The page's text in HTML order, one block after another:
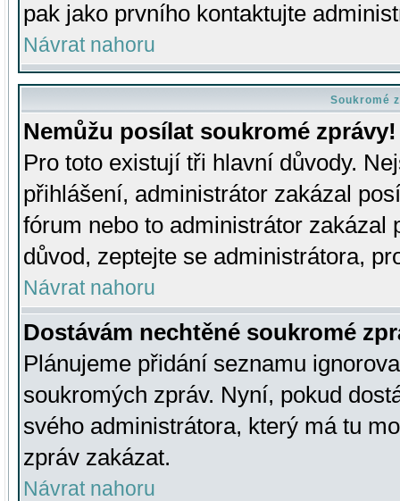
pak jako prvního kontaktujte
Návrat nahoru
Soukromé
Nemůžu posílat soukromé zprávy!
Pro toto existují tři hlavní důvody.
přihlášení, administrátor zakázal
fórum nebo to administrátor zakázal
důvod, zeptejte se administrátora,
Návrat nahoru
Dostávám nechtěné soukromé
Plánujeme přidání seznamu
soukromých zpráv. Nyní, pokud
svého administrátora, který má tu
zpráv zakázat.
Návrat nahoru